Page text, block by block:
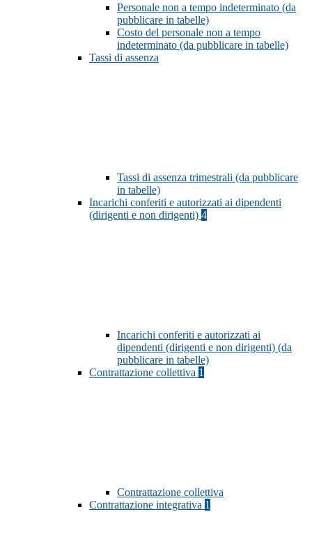
Personale non a tempo indeterminato (da
pubblicare in tabelle)
Costo del personale non a tempo
indeterminato (da pubblicare in tabelle)
Tassi di assenza
Tassi di assenza trimestrali (da pubblicare
in tabelle)
Incarichi conferiti e autorizzati ai dipendenti
(dirigenti e non dirigenti) 4
Incarichi conferiti e autorizzati ai
dipendenti (dirigenti e non dirigenti) (da
pubblicare in tabelle)
Contrattazione collettiva 1
Contrattazione collettiva
Contrattazione integrativa 1